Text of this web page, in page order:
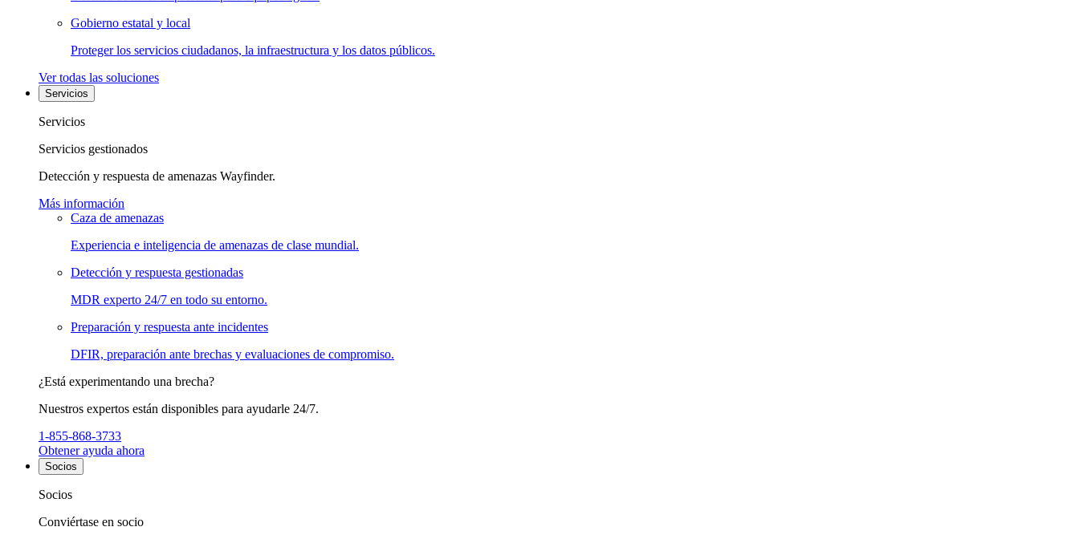
Gobierno estatal y local
Proteger los servicios ciudadanos, la infraestructura y los datos públicos.
Ver todas las soluciones
Servicios
Servicios
Servicios gestionados
Detección y respuesta de amenazas Wayfinder.
Más información
Caza de amenazas
Experiencia e inteligencia de amenazas de clase mundial.
Detección y respuesta gestionadas
MDR experto 24/7 en todo su entorno.
Preparación y respuesta ante incidentes
DFIR, preparación ante brechas y evaluaciones de compromiso.
¿Está experimentando una brecha?
Nuestros expertos están disponibles para ayudarle 24/7.
1-855-868-3733
Obtener ayuda ahora
Socios
Socios
Conviértase en socio